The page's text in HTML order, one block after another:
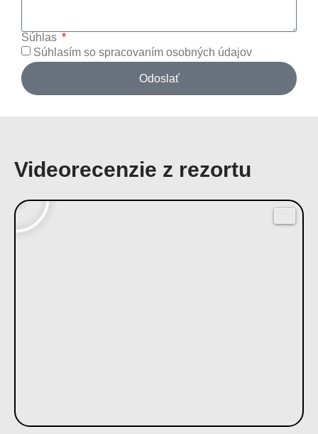
Súhlas
Súhlasím so spracovaním osobných údajov
Odoslať
Videorecenzie z rezortu